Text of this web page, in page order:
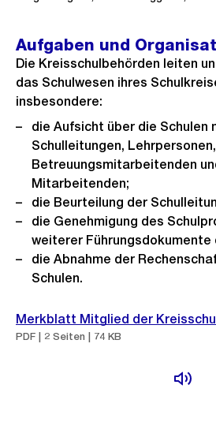
Aufgaben und
Die Kreisschulbehörden leiten
das Schulwesen ihres
insbesondere:
die Aufsicht über die Schulen
Schulleitungen, Lehrpersonen,
Betreuungsmitarbeitenden
Mitarbeitenden;
die Beurteilung der
die Genehmigung des
weiterer Führungsdokumente
die Abnahme der
Schulen.
Merkblatt Mitglied der
PDF | 2 Seiten | 74 KB